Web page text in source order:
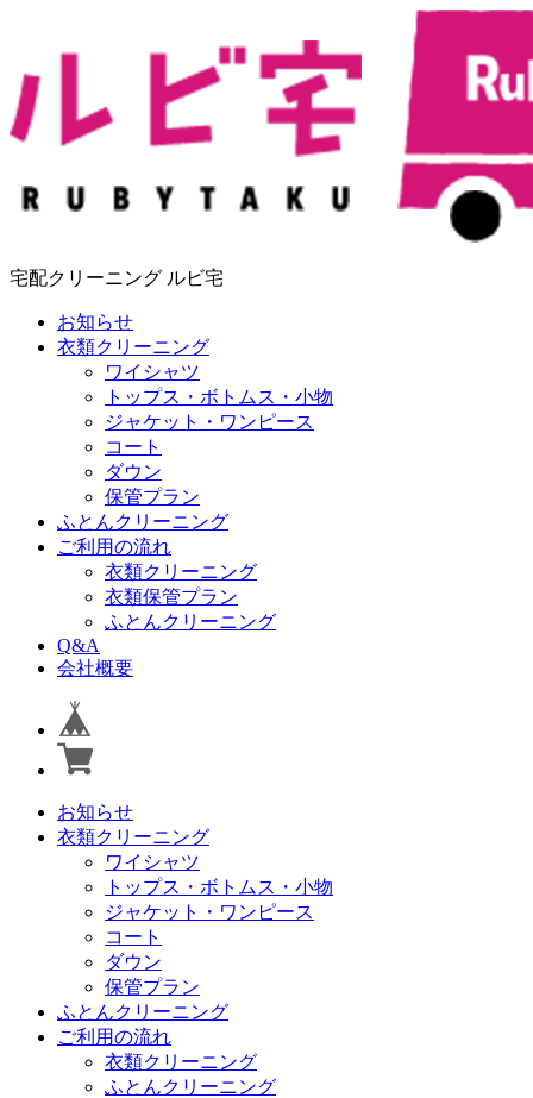
宅配クリーニング ルビ宅
お知らせ
衣類クリーニング
ワイシャツ
トップス・ボトムス・小物
ジャケット・ワンピース
コート
ダウン
保管プラン
ふとんクリーニング
ご利用の流れ
衣類クリーニング
衣類保管プラン
ふとんクリーニング
Q&A
会社概要
お知らせ
衣類クリーニング
ワイシャツ
トップス・ボトムス・小物
ジャケット・ワンピース
コート
ダウン
保管プラン
ふとんクリーニング
ご利用の流れ
衣類クリーニング
ふとんクリーニング